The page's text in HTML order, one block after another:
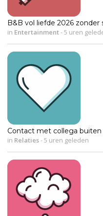
B&B vol liefde 2026 zonder
in Entertainment-5 uren
Contact met collega
in Relaties-5 uren geleden